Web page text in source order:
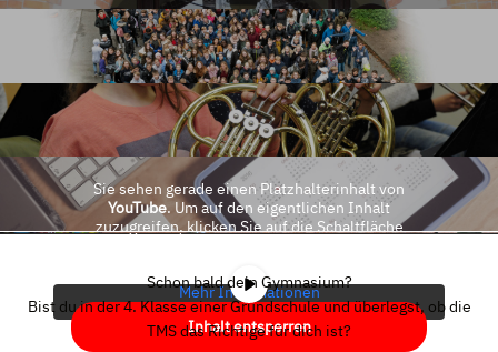
Sie sehen gerade einen Platzhalterinhalt von
YouTube. Um auf den eigentlichen Inhalt
zuzugreifen, klicken Sie auf die Schaltfläche
Mehr Informationen
Inhalt entsperren
Schon bald dein Gymnasium?
Bist du in der 4. Klasse einer Grundschule und überlegst, ob die
TMS das Richtige für dich ist?